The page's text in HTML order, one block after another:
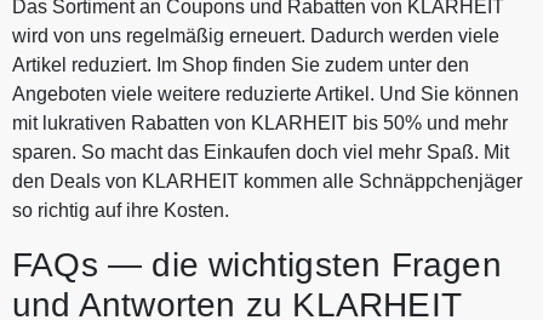
Das Sortiment an Coupons und Rabatten von KLARHEIT
wird von uns regelmäßig erneuert. Dadurch werden viele
Artikel reduziert. Im Shop finden Sie zudem unter den
Angeboten viele weitere reduzierte Artikel. Und Sie können
mit lukrativen Rabatten von KLARHEIT bis 50% und mehr
sparen. So macht das Einkaufen doch viel mehr Spaß. Mit
den Deals von KLARHEIT kommen alle Schnäppchenjäger
so richtig auf ihre Kosten.
FAQs — die wichtigsten Fragen
und Antworten zu KLARHEIT